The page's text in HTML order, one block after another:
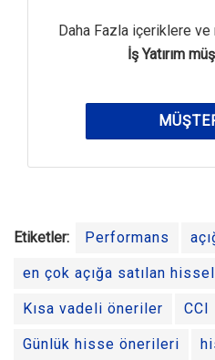
Daha Fazla içeriklere
İş Yatırım
Etiketler: Performans
en çok açığa satılan
Kısa vadeli öneriler CCI
Günlük hisse önerileri